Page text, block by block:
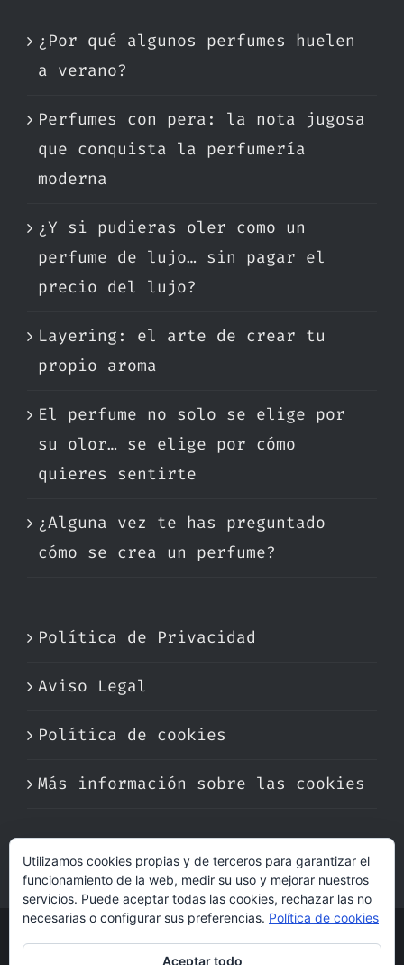
¿Por qué algunos perfumes huelen
a verano?
Perfumes con pera: la nota jugosa
que conquista la perfumería
moderna
¿Y si pudieras oler como un
perfume de lujo… sin pagar el
precio del lujo?
Layering: el arte de crear tu
propio aroma
El perfume no solo se elige por
su olor… se elige por cómo
quieres sentirte
¿Alguna vez te has preguntado
cómo se crea un perfume?
Política de Privacidad
Aviso Legal
Política de cookies
Más información sobre las cookies
Utilizamos cookies propias y de terceros para garantizar el
funcionamiento de la web, medir su uso y mejorar nuestros
servicios. Puede aceptar todas las cookies, rechazar las no
necesarias o configurar sus preferencias. Política de cookies
Aceptar todo